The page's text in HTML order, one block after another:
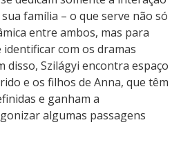
família – o que serve não só
entre ambos, mas para
com os dramas
disso, Szilágyi encontra espaço
e os filhos de Anna, que têm
e ganham a
algumas passagens